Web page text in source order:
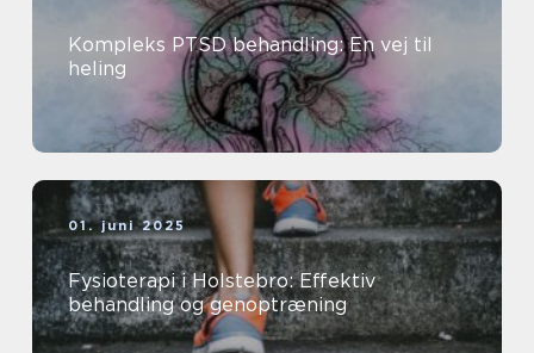
Kompleks PTSD behandling: En vej til
heling
01. juni 2025
Fysioterapi i Holstebro: Effektiv
behandling og genoptræning